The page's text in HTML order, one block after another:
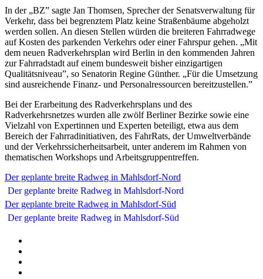
In der „BZ” sagte Jan Thomsen, Sprecher der Senatsverwaltung für
Verkehr, dass bei begrenztem Platz keine Straßenbäume abgeholzt
werden sollen. An diesen Stellen würden die breiteren Fahrradwege
auf Kosten des parkenden Verkehrs oder einer Fahrspur gehen. „Mit
dem neuen Radverkehrsplan wird Berlin in den kommenden Jahren
zur Fahrradstadt auf einem bundesweit bisher einzigartigen
Qualitätsniveau”, so Senatorin Regine Günther. „Für die Umsetzung
sind ausreichende Finanz- und Personalressourcen bereitzustellen.”
Bei der Erarbeitung des Radverkehrsplans und des
Radverkehrsnetzes wurden alle zwölf Berliner Bezirke sowie eine
Vielzahl von Expertinnen und Experten beteiligt, etwa aus dem
Bereich der Fahrradinitiativen, des FahrRats, der Umweltverbände
und der Verkehrssicherheitsarbeit, unter anderem im Rahmen von
thematischen Workshops und Arbeitsgruppentreffen.
Der geplante breite Radweg in Mahlsdorf-Nord
Der geplante breite Radweg in Mahlsdorf-Süd